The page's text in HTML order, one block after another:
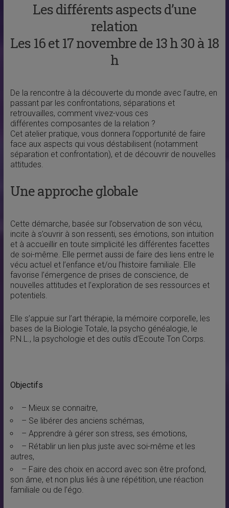
Les différents aspects d’une
relation
Les 16 et 17 novembre de 13 h 30 à 18
h
De la rencontre à la découverte du monde avec l’autre, en
passant par les confrontations, séparations et
retrouvailles, comment vivez-vous ces
différentes composantes de la relation ?
Cet atelier pratique, vous donnera l’opportunité de faire
face aux aspects qui vous déstabilisent (notamment
séparation et confrontation), et de découvrir de nouvelles
attitudes.
Une approche globale
Cette démarche, basée sur l’observation de son vécu,
incite à s’ouvrir à son ressenti, ses émotions, son intuition
et à accueillir en toute simplicité les différentes facettes
de soi-même. Elle permet aussi de faire des liens entre le
vécu actuel et l’enfance et/ou l’histoire familiale. Elle
favorise l’émergence de prises de conscience, de
nouvelles attitudes et l’exploration de ses ressources et
potentiels.
Elle s’appuie sur l’art thérapie, la mémoire corporelle, les
bases de la Biologie Totale, la psycho généalogie, le
P.N.L., la psychologie et des outils d’Ecoute Ton Corps.
Objectifs
– Mieux se connaitre,
– Se libérer des anciens schémas,
– Apprendre à gérer son stress, ses émotions,
– Rétablir un lien plus juste avec soi-même et les
autres,
– Faire des choix en accord avec son être profond,
son âme, et non plus liés à une répétition, une réaction
familiale ou de l’égo.